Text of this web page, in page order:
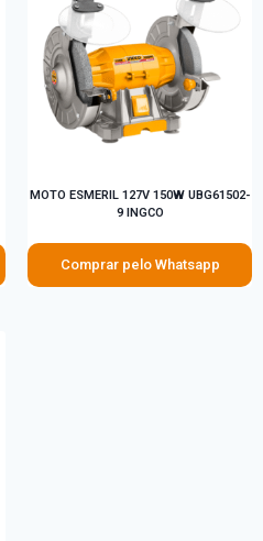
MOTO ESMERIL 127V 150W UBG61502-
9 INGCO
Comprar pelo Whatsapp